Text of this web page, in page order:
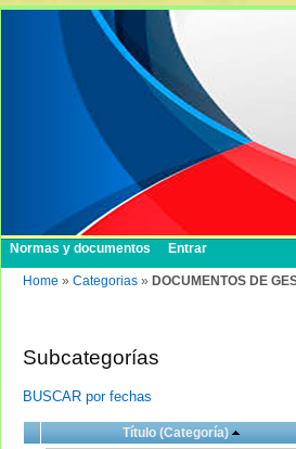
Normas y documentos Entrar
Home » Categorias » DOCUMENTOS DE
Subcategorías
BUSCAR por fechas
Título (Categoría)